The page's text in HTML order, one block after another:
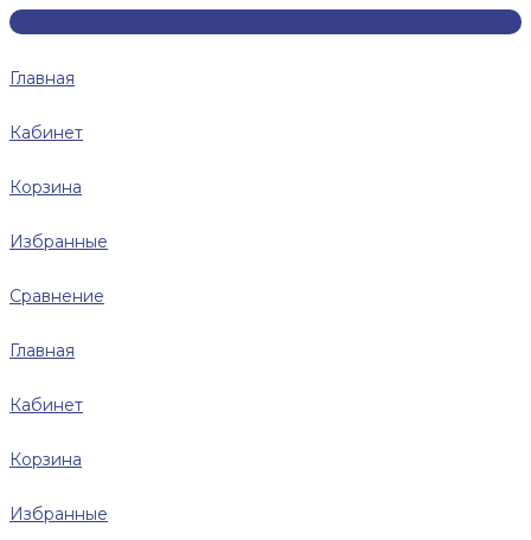
Главная
Кабинет
Корзина
Избранные
Сравнение
Главная
Кабинет
Корзина
Избранные